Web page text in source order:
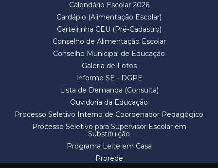
Calendário Escolar 2026
Cardápio (Alimentação Escolar)
Carteirinha CEU (Pré-Cadastro)
Conselho de Alimentação Escolar
Conselho Municipal de Educação
Galeria de Fotos
Informe SE - DGPE
Lista de Demanda (Consulta)
Ouvidoria da Educação
Processo Seletivo Interno de Coordenador Pedagógico
Processo Seletivo para Supervisor Escolar em
Substituição
Programa Leite em Casa
Prorede